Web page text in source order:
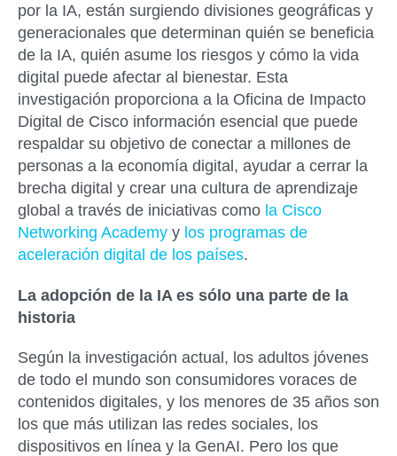
por la IA, están surgiendo divisiones geográficas y
generacionales que determinan quién se beneficia
de la IA, quién asume los riesgos y cómo la vida
digital puede afectar al bienestar. Esta
investigación proporciona a la Oficina de Impacto
Digital de Cisco información esencial que puede
respaldar su objetivo de conectar a millones de
personas a la economía digital, ayudar a cerrar la
brecha digital y crear una cultura de aprendizaje
global a través de iniciativas como la Cisco
Networking Academy y los programas de
aceleración digital de los países.
La adopción de la IA es sólo una parte de la
historia
Según la investigación actual, los adultos jóvenes
de todo el mundo son consumidores voraces de
contenidos digitales, y los menores de 35 años son
los que más utilizan las redes sociales, los
dispositivos en línea y la GenAI. Pero los que